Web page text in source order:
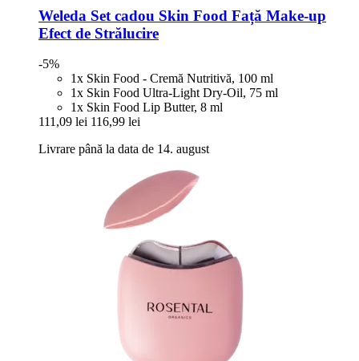
Weleda Set cadou Skin Food Față Make-​up
Efect de Strălucire
-5%
1x Skin Food - Cremă Nutritivă, 100 ml
1x Skin Food Ultra-Light Dry-Oil, 75 ml
1x Skin Food Lip Butter, 8 ml
111,09 lei 116,99 lei
Livrare până la data de 14. august